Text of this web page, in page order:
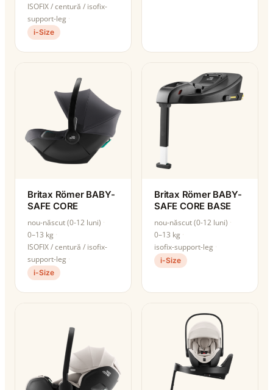
ISOFIX / centură / isofix-
support-leg
i-Size
Britax Römer BABY-
SAFE CORE
nou-născut (0-12 luni)
0–13 kg
ISOFIX / centură / isofix-
support-leg
i-Size
Britax Römer BABY-
SAFE CORE BASE
nou-născut (0-12 luni)
0–13 kg
isofix-support-leg
i-Size